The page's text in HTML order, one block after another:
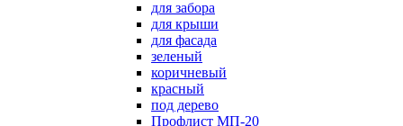
для забора
для крыши
для фасада
зеленый
коричневый
красный
под дерево
Профлист МП-20